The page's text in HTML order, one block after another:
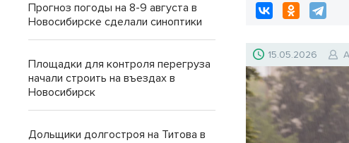
15.05.2026
Прогноз погоды на 8-9 августа в
Новосибирске сделали синоптики
Площадки для контроля перегруза
начали строить на въездах в
Новосибирск
Дольщики долгостроя на Титова в